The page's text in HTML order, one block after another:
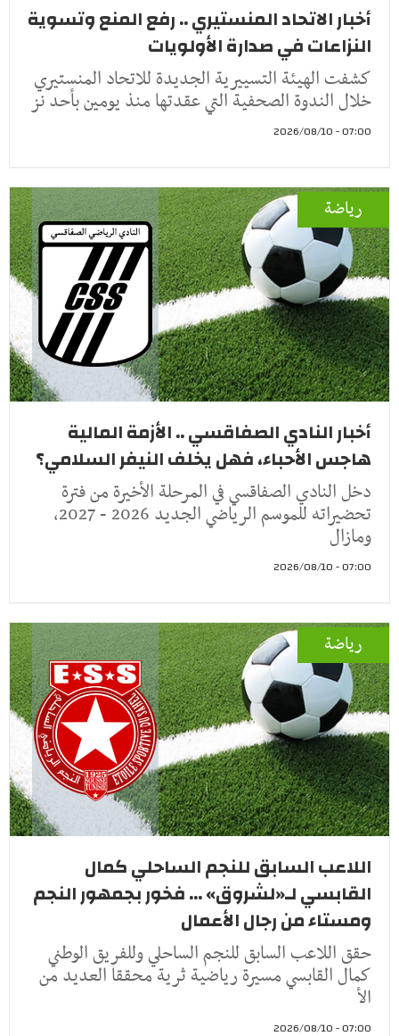
أخبار الاتحاد المنستيري .. رفع المنع وتسوية
النزاعات في صدارة الأولويات
كشفت الهيئة التسييرية الجديدة للاتحاد المنستيري
خلال الندوة الصحفية التي عقدتها منذ يومين بأحد نز
07:00 - 2026/08/10
رياضة
أخبار النادي الصفاقسي .. الأزمة المالية
هاجس الأحباء، فهل يخلف النيفر السلامي؟
دخل النادي الصفاقسي في المرحلة الأخيرة من فترة
تحضيراته للموسم الرياضي الجديد 2026 - 2027،
ومازال
07:00 - 2026/08/10
رياضة
اللاعب السابق للنجم الساحلي كمال
القابسي لـ«لشروق» ... فخور بجمهور النجم
ومستاء من رجال الأعمال
حقق اللاعب السابق للنجم الساحلي وللفريق الوطني
كمال القابسي مسيرة رياضية ثرية محققا العديد من
الأ
07:00 - 2026/08/10